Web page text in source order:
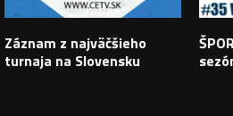
Záznam z najväčšieho
turnaja na Slovensku